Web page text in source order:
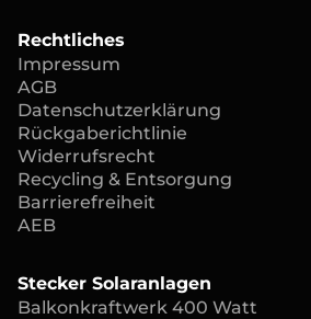
Rechtliches
Impressum
AGB
Datenschutzerklärung
Rückgaberichtlinie
Widerrufsrecht
Recycling & Entsorgung
Barrierefreiheit
AEB
Stecker Solaranlagen
Balkonkraftwerk 400 Watt